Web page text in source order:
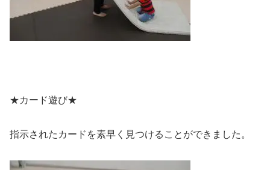
★カード遊び★
指示されたカードを素早く見つけることができました。